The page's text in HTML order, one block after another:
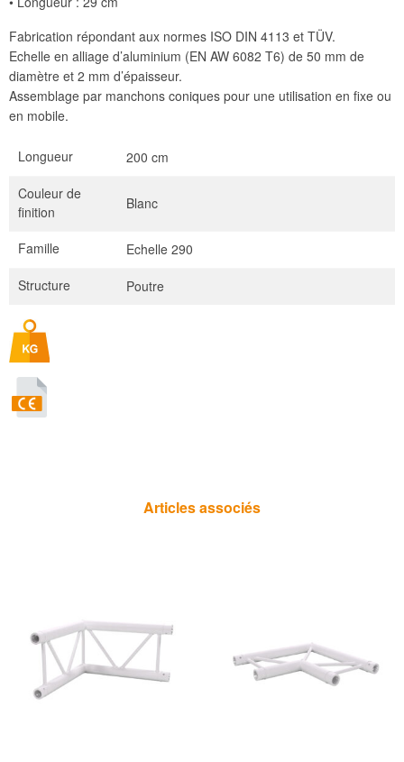
Fabrication répondant aux normes ISO DIN 4113 et TÜV.
Echelle en alliage d’aluminium (EN AW 6082 T6) de 50 mm de
diamètre et 2 mm d’épaisseur.
Assemblage par manchons coniques pour une utilisation en fixe ou
en mobile.
Longueur
200 cm
Couleur de
finition
Blanc
Famille
Echelle 290
Structure
Poutre
Articles associés